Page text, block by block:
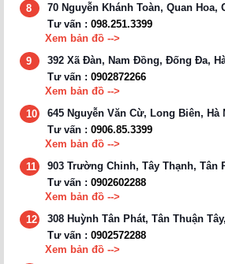
8
70 Nguyễn Khánh Toàn, Quan Hoa,
Tư vấn : 098.251.3399
Xem bản đồ -->
9
392 Xã Đàn, Nam Đồng, Đống Đa,
Tư vấn : 0902872266
Xem bản đồ -->
10
645 Nguyễn Văn Cừ, Long Biên, Hà
Tư vấn : 0906.85.3399
Xem bản đồ -->
11
903 Trường Chinh, Tây Thạnh, Tân
Tư vấn : 0902602288
Xem bản đồ -->
12
308 Huỳnh Tân Phát, Tân Thuận
Tư vấn : 0902572288
Xem bản đồ -->